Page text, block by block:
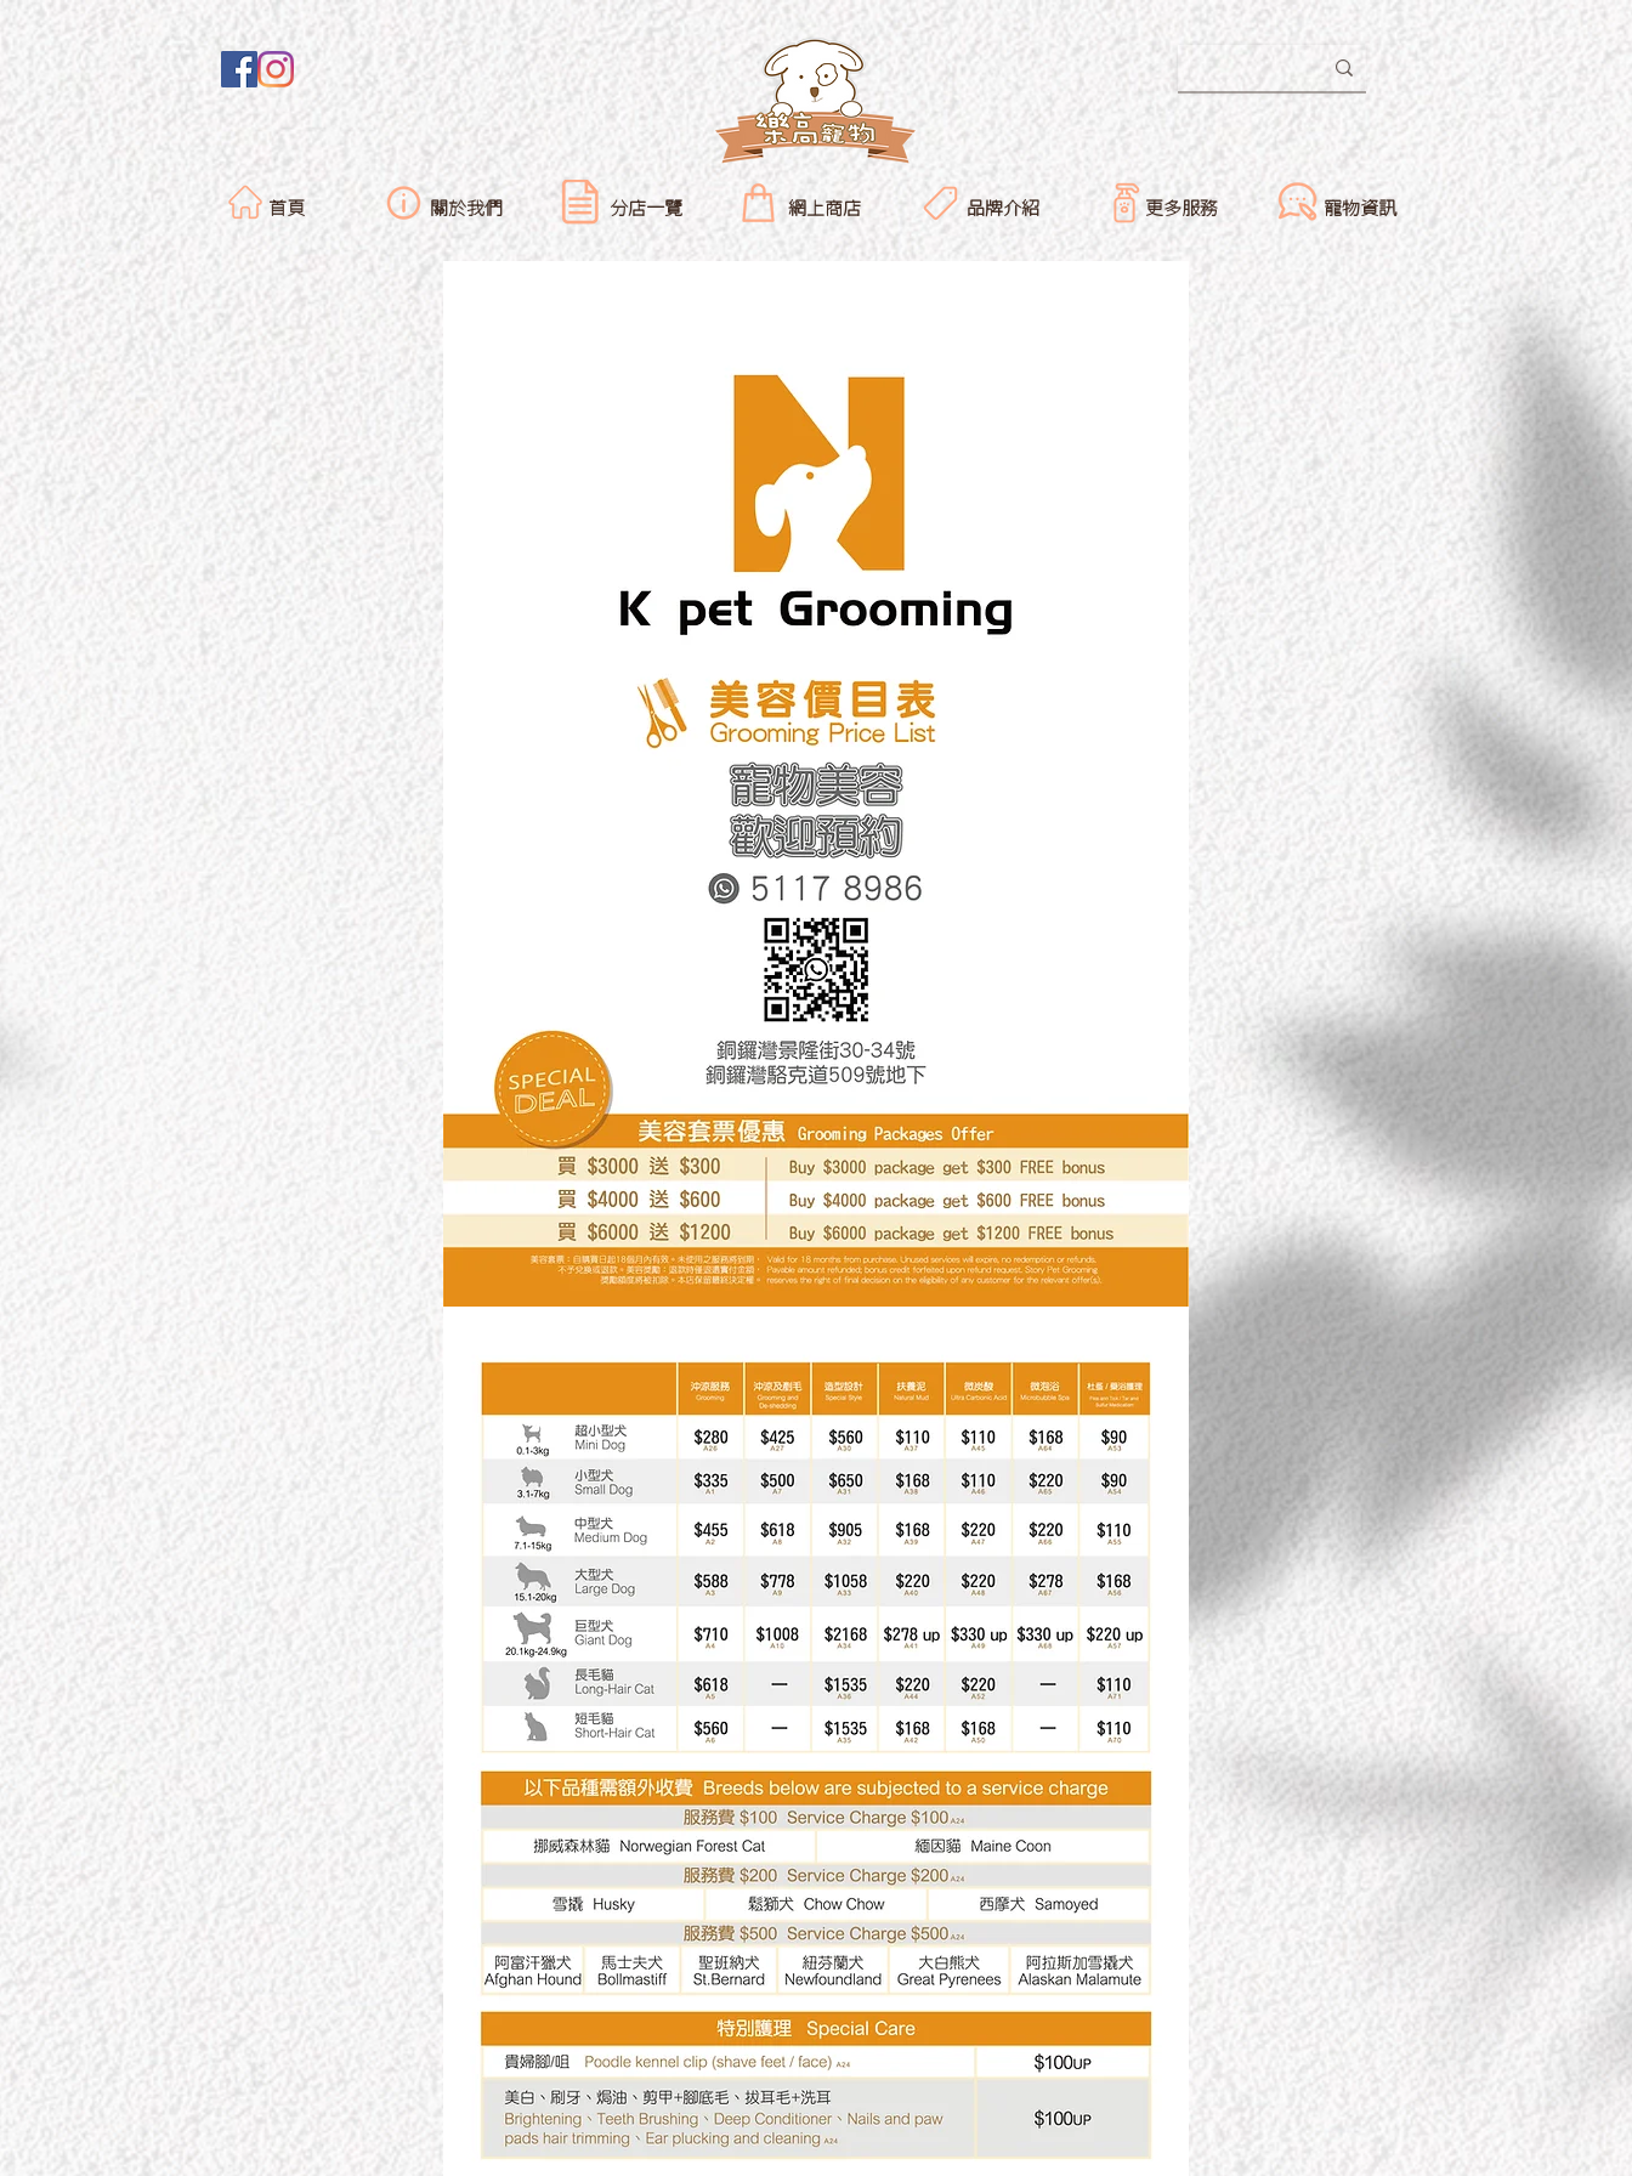
首頁 關於我們 分店一覽 網上商店 品牌介紹 更多服務 寵物資訊